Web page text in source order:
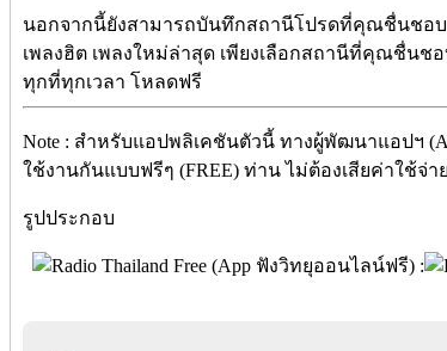
นอกจากนี้ยังสามารถบันทึกสถานีโปรดที่คุณชื่นชอบ
เพลงฮิต เพลงใหม่ล่าสุด เพียงเลือกสถานีที่คุณชื่นช
ทุกที่ทุกเวลา โหลดฟรี
Note : สำหรับแอปพลิเคชันตัวนี้ ทางผู้พัฒนาแอปฯ
ใช้งานกันแบบฟรีๆ (FREE) ท่าน ไม่ต้องเสียค่าใช้จ่า
รูปประกอบ